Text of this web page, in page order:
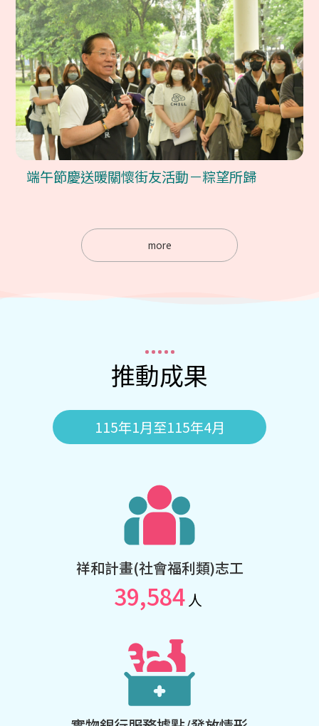
端午節慶送暖關懷街友活動－粽望所歸
more
推動成果
115年1月至115年4月
祥和計畫(社會福利類)志工
39,584人